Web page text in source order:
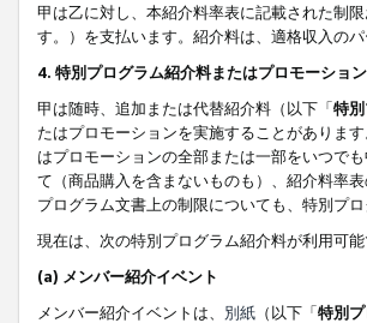
甲は乙に対し、本紹介料率表に記載された制
す。）を支払います。紹介料は、適格収入の
4. 特別プログラム紹介料またはプロモーション
甲は随時、追加または代替紹介料（以下「特
たはプロモーションを実施することがありま
はプロモーションの全部または一部をいつで
て（商品購入を含まないものも）、紹介料率
プログラム文書上の制限についても、特別プ
現在は、次の特別プログラム紹介料が利用可能
(a) メンバー紹介イベント
メンバー紹介イベントは、 別紙 （以下「特別